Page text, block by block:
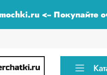
<-- Покупайте